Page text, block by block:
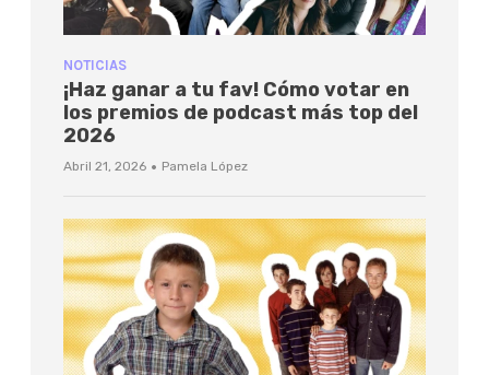
NOTICIAS
¡Haz ganar a tu fav! Cómo votar en
los premios de podcast más top del
2026
Abril 21, 2026 · Pamela López